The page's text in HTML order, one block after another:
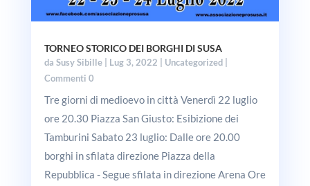
TORNEO STORICO DEI BORGHI DI SUSA
da Susy Sibille| Lug 3, 2022 Uncategorized|
Commenti 0
Tre giorni di medioevo in città Venerdì 22 luglio
ore 20.30 Piazza San Giusto: Esibizione dei
Tamburini Sabato 23 luglio: Dalle ore 20.00
borghi in sfilata direzione Piazza della
Repubblica - Segue sfilata in direzione Arena Ore